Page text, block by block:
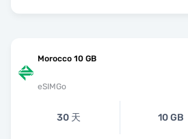
Morocco 10 GB
eSIMGo
30 天 10 GB